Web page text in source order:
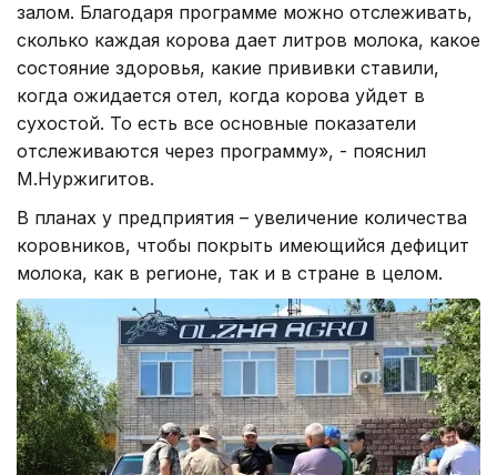
залом. Благодаря программе можно отслеживать,
сколько каждая корова дает литров молока, какое
состояние здоровья, какие прививки ставили,
когда ожидается отел, когда корова уйдет в
сухостой. То есть все основные показатели
отслеживаются через программу», - пояснил
М.Нуржигитов.
В планах у предприятия – увеличение количества
коровников, чтобы покрыть имеющийся дефицит
молока, как в регионе, так и в стране в целом.